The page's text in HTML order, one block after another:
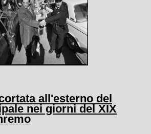
all'esterno del
nei giorni del XIX